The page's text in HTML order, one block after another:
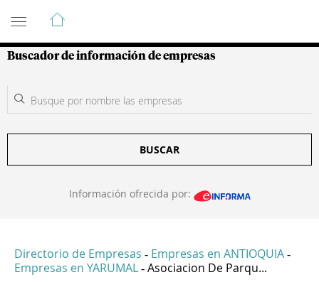
Guía de Empresas Colombianas
Buscador de información de empresas
BUSCAR
Información ofrecida por:
Directorio de Empresas - Empresas en ANTIOQUIA -
Empresas en YARUMAL - Asociacion De Parqu...